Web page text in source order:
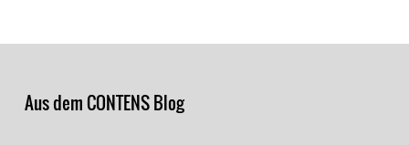
Aus dem CONTENS Blog